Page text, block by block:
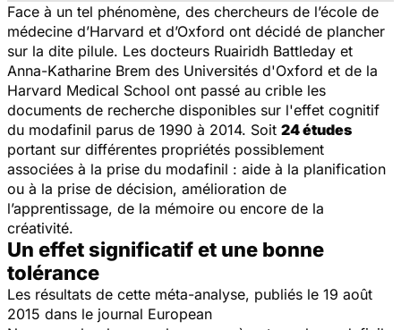
Face à un tel phénomène, des chercheurs de l’école de
médecine d’Harvard et d’Oxford ont décidé de plancher
sur la dite pilule. Les docteurs Ruairidh Battleday et
Anna-Katharine Brem des Universités d'Oxford et de la
Harvard Medical School ont passé au crible les
documents de recherche disponibles sur l'effet cognitif
du modafinil parus de 1990 à 2014. Soit 24 études
portant sur différentes propriétés possiblement
associées à la prise du modafinil : aide à la planification
ou à la prise de décision, amélioration de
l’apprentissage, de la mémoire ou encore de la
créativité.
Un effet significatif et une bonne
tolérance
Les résultats de cette méta-analyse, publiés le 19 août
2015 dans le journal European